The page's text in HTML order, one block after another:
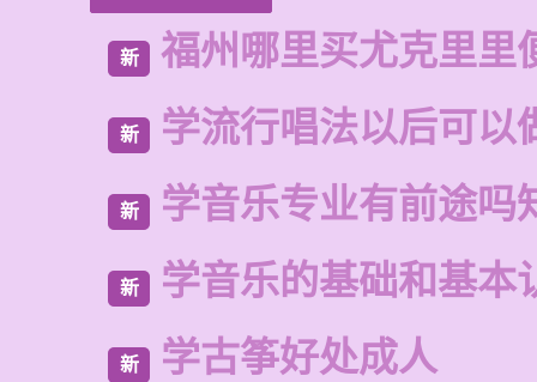
新 福州哪里买尤克里里
新 学流行唱法以后可以
新 学音乐专业有前途吗
新 学音乐的基础和基本
新 学古筝好处成人